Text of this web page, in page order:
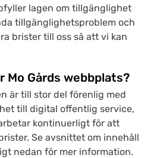
lagen om tillgänglighet
tillgänglighetsproblem och
brister till oss så att vi kan
Mo Gårds webbplats?
är till stor del förenlig med
till digital offentlig service,
kontinuerligt för att
Se avsnittet om innehåll
nedan för mer information.